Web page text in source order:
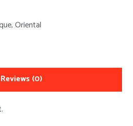
,Oriental
Reviews (0)